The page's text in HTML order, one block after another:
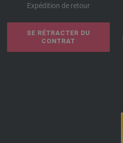
Expédition de retour
SE RÉTRACTER DU
CONTRAT